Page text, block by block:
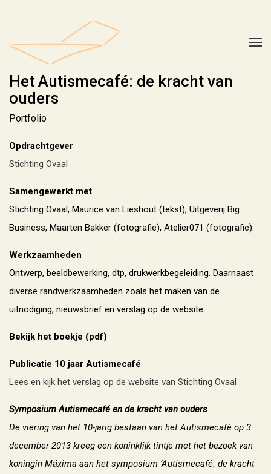
Het Autismecafé: de kracht van
ouders
Portfolio
Opdrachtgever
Stichting Ovaal
Samengewerkt met
Stichting Ovaal, Maurice van Lieshout (tekst), Uitgeverij Big
Business, Maarten Bakker (fotografie), Atelier071 (fotografie).
Werkzaamheden
Ontwerp, beeldbewerking, dtp, drukwerkbegeleiding. Daarnaast
diverse randwerkzaamheden zoals het maken van de
uitnodiging, nieuwsbrief en verslag op de website.
Bekijk het boekje (pdf)
Publicatie 10 jaar Autismecafé
Lees en kijk het verslag op de website van Stichting Ovaal
Symposium Autismecafé en de kracht van ouders
De viering van het 10-jarig bestaan van het Autismecafé op 3
december 2013 kreeg een koninklijk tintje met het bezoek van
koningin Máxima aan het symposium ‘Autismecafé: de kracht